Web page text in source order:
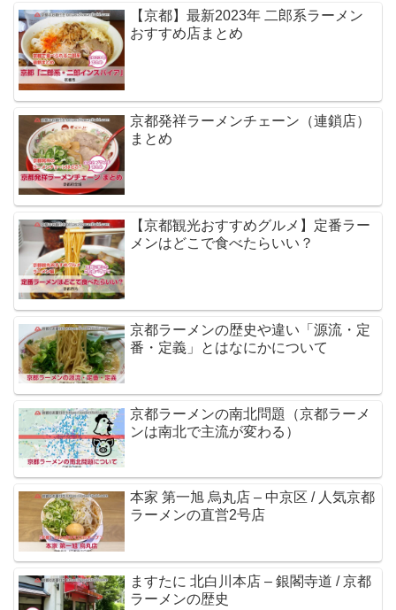
【京都】最新2023年 二郎系ラーメン
おすすめ店まとめ
京都発祥ラーメンチェーン（連鎖店）
まとめ
【京都観光おすすめグルメ】定番ラー
メンはどこで食べたらいい？
京都ラーメンの歴史や違い「源流・定
番・定義」とはなにかについて
京都ラーメンの南北問題（京都ラーメ
ンは南北で主流が変わる）
本家 第一旭 烏丸店 – 中京区 / 人気京都
ラーメンの直営2号店
ますたに 北白川本店 – 銀閣寺道 / 京都
ラーメンの歴史